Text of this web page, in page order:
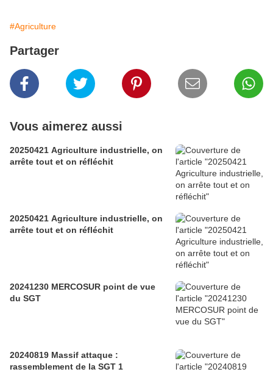
#Agriculture
Partager
Vous aimerez aussi
20250421 Agriculture industrielle, on
arrête tout et on réfléchit
20250421 Agriculture industrielle, on
arrête tout et on réfléchit
20241230 MERCOSUR point de vue
du SGT
20240819 Massif attaque :
rassemblement de la SGT 1